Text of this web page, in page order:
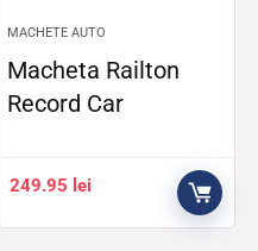
MACHETE AUTO
Macheta Railton
Record Car
249.95 lei